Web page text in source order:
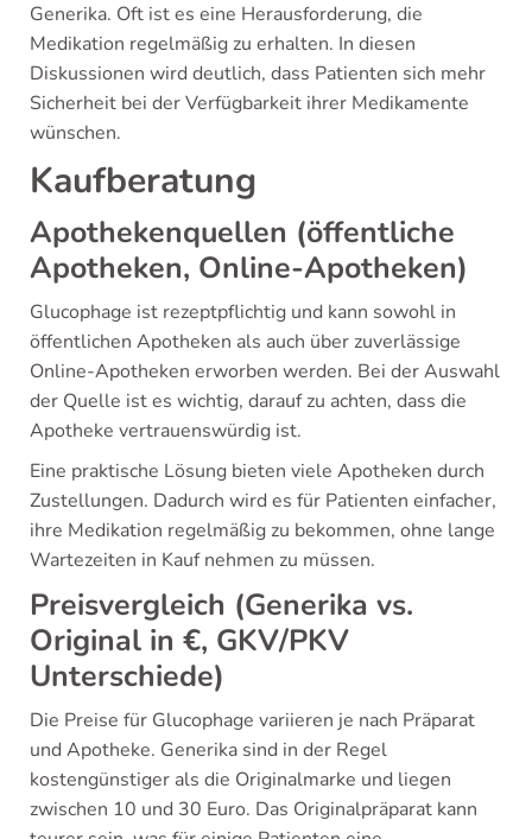
Generika. Oft ist es eine Herausforderung, die
Medikation regelmäßig zu erhalten. In diesen
Diskussionen wird deutlich, dass Patienten sich mehr
Sicherheit bei der Verfügbarkeit ihrer Medikamente
wünschen.
Kaufberatung
Apothekenquellen (öffentliche
Apotheken, Online-Apotheken)
Glucophage ist rezeptpflichtig und kann sowohl in
öffentlichen Apotheken als auch über zuverlässige
Online-Apotheken erworben werden. Bei der Auswahl
der Quelle ist es wichtig, darauf zu achten, dass die
Apotheke vertrauenswürdig ist.
Eine praktische Lösung bieten viele Apotheken durch
Zustellungen. Dadurch wird es für Patienten einfacher,
ihre Medikation regelmäßig zu bekommen, ohne lange
Wartezeiten in Kauf nehmen zu müssen.
Preisvergleich (Generika vs.
Original in €, GKV/PKV
Unterschiede)
Die Preise für Glucophage variieren je nach Präparat
und Apotheke. Generika sind in der Regel
kostengünstiger als die Originalmarke und liegen
zwischen 10 und 30 Euro. Das Originalpräparat kann